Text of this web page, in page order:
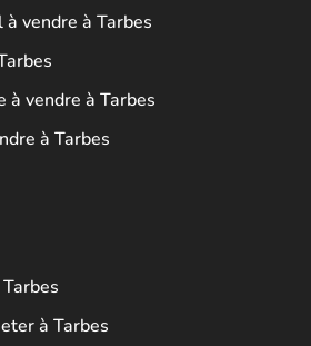
vendre à Tarbes
à vendre à Tarbes
à Tarbes
à Tarbes